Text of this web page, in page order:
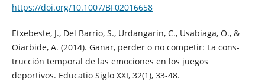
https://doi.org/10.1007/BF02016658
Etxebeste, J., Del Barrio, S., Urdangarin, C., Usabiaga, O., &
Oiarbide, A. (2014). Ganar, perder o no competir: La cons-
trucción temporal de las emociones en los juegos
deportivos. Educatio Siglo XXI, 32(1), 33-48.